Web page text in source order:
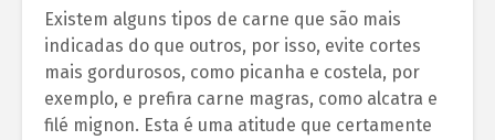
Existem alguns tipos de carne que são mais
indicadas do que outros, por isso, evite cortes
mais gordurosos, como picanha e costela, por
exemplo, e prefira carne magras, como alcatra e
filé mignon. Esta é uma atitude que certamente